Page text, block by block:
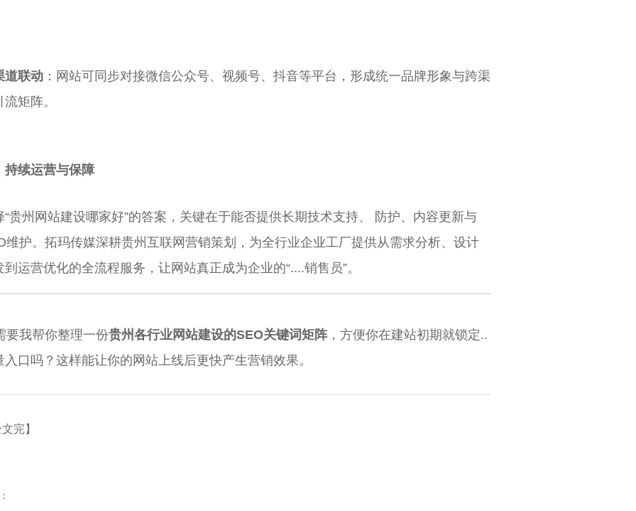
道联动 ：网站可同步对接微信公众号、视频号、抖音等平台，形成统一品牌形象与跨渠
流矩阵。
持续运营与保障
“贵州网站建设哪家好”的答案，关键在于能否提供长期技术支持、 防护、内容更新与
维护。拓玛传媒深耕贵州互联网营销策划，为全行业企业工厂提供从需求分析、设计
到运营优化的全流程服务，让网站真正成为企业的“....销售员”。
要我帮你整理一份贵州各行业网站建设的SEO关键词矩阵，方便你在建站初期就锁定..
入口吗？这样能让你的网站上线后更快产生营销效果。
文完】